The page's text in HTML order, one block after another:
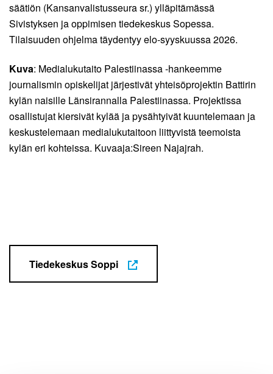
säätiön (Kansanvalistusseura sr.) ylläpitämässä
Sivistyksen ja oppimisen tiedekeskus Sopessa.
Tilaisuuden ohjelma täydentyy elo-syyskuussa 2026.
Kuva: Medialukutaito Palestiinassa -hankeemme
journalismin opiskelijat järjestivät yhteisöprojektin Battirin
kylän naisille Länsirannalla Palestiinassa. Projektissa
osallistujat kiersivät kylää ja pysähtyivät kuuntelemaan ja
keskustelemaan medialukutaitoon liittyvistä teemoista
kylän eri kohteissa. Kuvaaja:Sireen Najajrah.
Tiedekeskus Soppi